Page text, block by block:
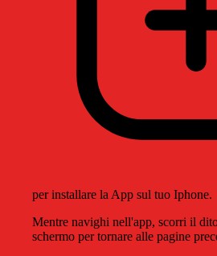
per installare la App sul tuo Iphone.
Mentre navighi nell'app, scorri il
schermo per tornare alle pagine